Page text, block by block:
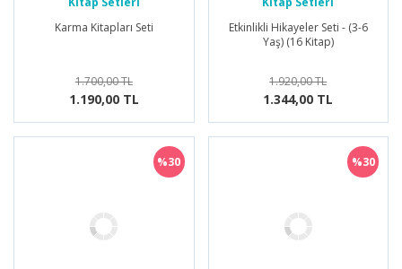
Karma Kitapları Seti
1.700,00 TL
1.190,00 TL
Etkinlikli Hikayeler Seti - (3-6
Yaş) (16 Kitap)
1.920,00 TL
1.344,00 TL
%30 %30